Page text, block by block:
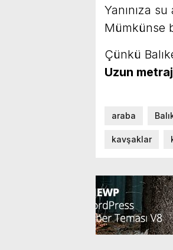
Yanınıza su
Mümkünse
Çünkü
Uzun
araba
kavşaklar